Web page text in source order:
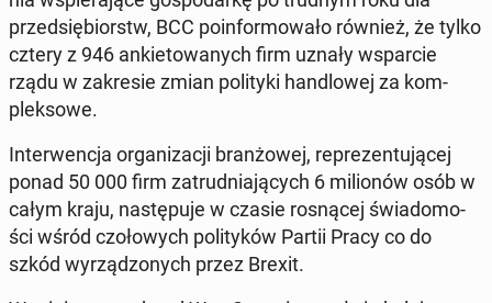
przed­się­biorstw, BCC po­in­for­mo­wa­ło również, że tylko
cztery z 946 an­kie­to­wa­nych firm uznały wspar­cie
rządu w za­kre­sie zmian po­li­ty­ki han­dlo­wej za kom­
plek­so­we.
In­ter­wen­cja or­ga­ni­za­cji bran­żo­wej, re­pre­zen­tu­ją­cej
ponad 50 000 firm za­trud­nia­ją­cych 6 mi­lio­nów osób w
całym kraju, na­stę­pu­je w czasie ro­sną­cej świa­do­mo­
ści wśród czo­ło­wych po­li­ty­ków Partii Pracy co do
szkód wy­rzą­dzo­nych przez Brexit.